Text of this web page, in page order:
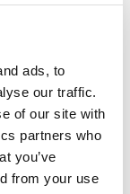
ads, to
our traffic.
of our site with
partners who
you’ve
from your use